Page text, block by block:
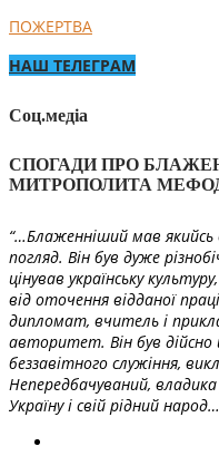
ПОЖЕРТВА
НАШ ТЕЛЕГРАМ
Соц.медіа
СПОГАДИ ПРО
МИТРОПОЛИТА
“…Блаженніший мав
погляд. Він був дуже
цінував українську
від оточення відданої
дипломат, вчитель і
авторитет. Він був
беззавітного служіння,
Непередбачуваний,
Україну і свій рідний